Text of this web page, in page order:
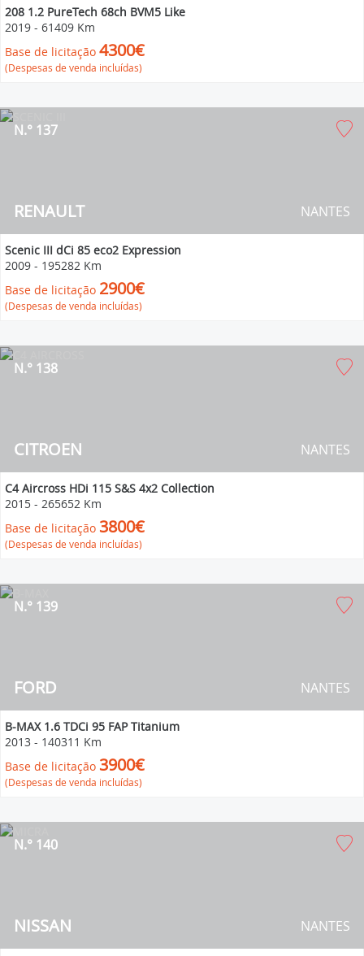
208 1.2 PureTech 68ch BVM5 Like
2019 - 61409 Km
Base de licitação 4300€
(Despesas de venda incluídas)
RENAULT
N.° 137
NANTES
Scenic III dCi 85 eco2 Expression
2009 - 195282 Km
Base de licitação 2900€
(Despesas de venda incluídas)
CITROEN
N.° 138
NANTES
C4 Aircross HDi 115 S&S 4x2 Collection
2015 - 265652 Km
Base de licitação 3800€
(Despesas de venda incluídas)
FORD
N.° 139
NANTES
B-MAX 1.6 TDCi 95 FAP Titanium
2013 - 140311 Km
Base de licitação 3900€
(Despesas de venda incluídas)
NISSAN
N.° 140
NANTES